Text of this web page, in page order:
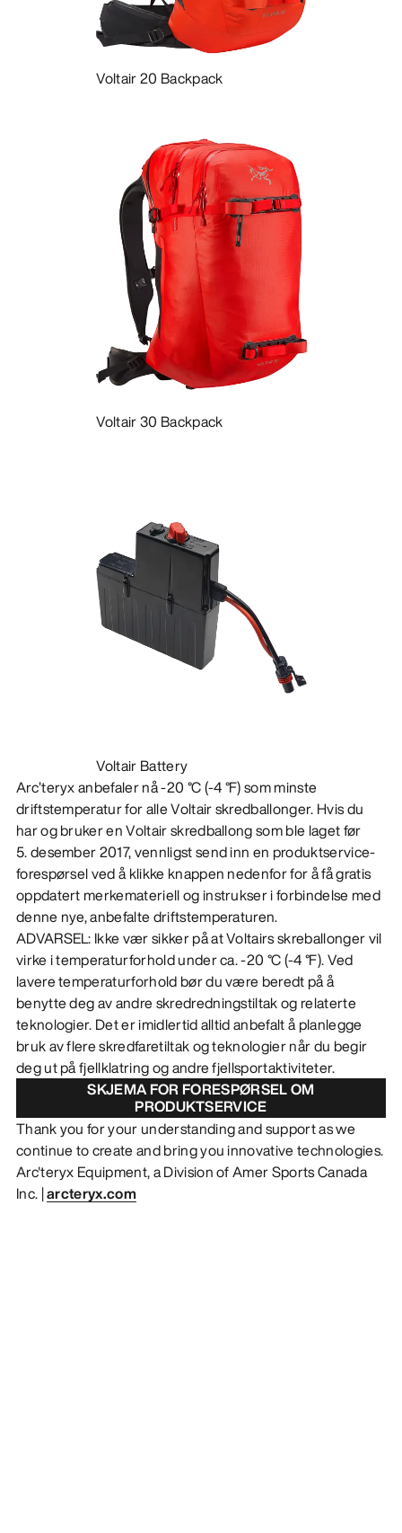
OPPDAG
Voltair 20 Backpack
Voltair 30 Backpack
Voltair Battery
Arc’teryx anbefaler nå -20 °C (-4 °F) som minste
driftstemperatur for alle Voltair skredballonger. Hvis du
har og bruker en Voltair skredballong som ble laget før
5. desember 2017, vennligst send inn en produktservice-
forespørsel ved å klikke knappen nedenfor for å få gratis
oppdatert merkemateriell og instrukser i forbindelse med
denne nye, anbefalte driftstemperaturen.
ADVARSEL: Ikke vær sikker på at Voltairs skreballonger vil
virke i temperaturforhold under ca. -20 °C (-4 °F). Ved
lavere temperaturforhold bør du være beredt på å
benytte deg av andre skredredningstiltak og relaterte
teknologier. Det er imidlertid alltid anbefalt å planlegge
bruk av flere skredfaretiltak og teknologier når du begir
deg ut på fjellklatring og andre fjellsportaktiviteter.
SKJEMA FOR FORESPØRSEL OM
PRODUKTSERVICE
Thank you for your understanding and support as we
continue to create and bring you innovative technologies.
Arc'teryx Equipment, a Division of Amer Sports Canada
Inc. |arcteryx.com